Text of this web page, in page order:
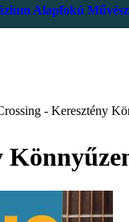
Alapfokú
- Keresztény